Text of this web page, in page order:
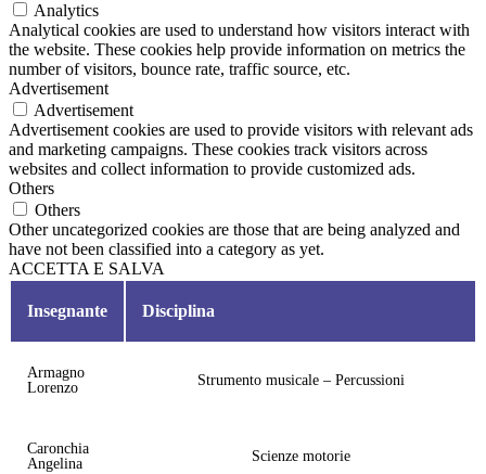
Analytics
Analytical cookies are used to understand how visitors interact with
the website. These cookies help provide information on metrics the
number of visitors, bounce rate, traffic source, etc.
Advertisement
Advertisement
Advertisement cookies are used to provide visitors with relevant ads
and marketing campaigns. These cookies track visitors across
websites and collect information to provide customized ads.
Others
Others
Other uncategorized cookies are those that are being analyzed and
have not been classified into a category as yet.
ACCETTA E SALVA
Insegnante Disciplina
Armagno
Lorenzo
Strumento musicale – Percussioni
Caronchia
Angelina
Scienze motorie